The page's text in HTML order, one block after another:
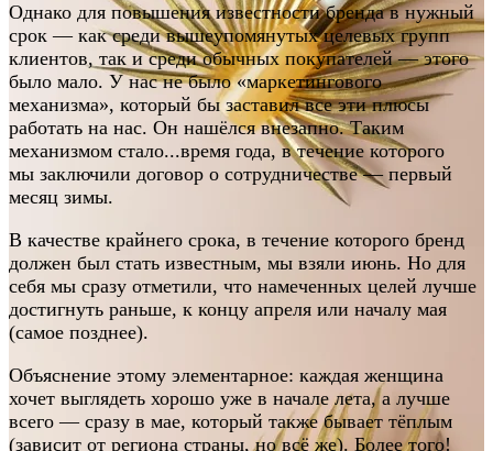
Однако для повышения известности бренда в нужный
срок — как среди вышеупомянутых целевых групп
клиентов, так и среди обычных покупателей — этого
было мало. У нас не было «маркетингового
механизма», который бы заставил все эти плюсы
работать на нас. Он нашёлся внезапно. Таким
механизмом стало...время года, в течение которого
мы заключили договор о сотрудничестве — первый
месяц зимы.
В качестве крайнего срока, в течение которого бренд
должен был стать известным, мы взяли июнь. Но для
себя мы сразу отметили, что намеченных целей лучше
достигнуть раньше, к концу апреля или началу мая
(самое позднее).
Объяснение этому элементарное: каждая женщина
хочет выглядеть хорошо уже в начале лета, а лучше
всего — сразу в мае, который также бывает тёплым
(зависит от региона страны, но всё же). Более того!